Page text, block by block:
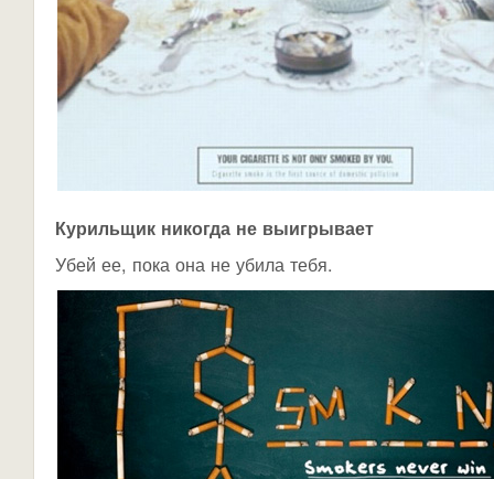
Курильщик никогда не выигрывает
Убей ее, пока она не убила тебя.